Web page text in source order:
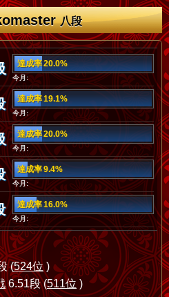
八段
達成率 20.0%
今月:
達成率 19.1%
今月:
達成率 20.0%
今月:
達成率 9.4%
今月:
達成率 16.0%
今月:
(524位)
6.51段 (511位 )